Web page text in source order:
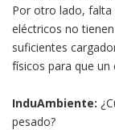
Por otro lado, falta
eléctricos no
suficientes
físicos para que un
InduAmbiente:
pesado?